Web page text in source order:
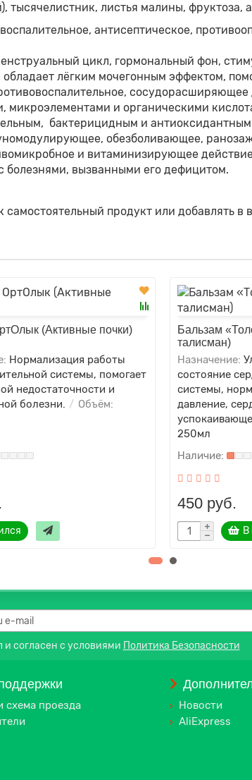
тысячелистник, листья малины,
антисептическое,
цикл, гормональный фон,
лёгким мочегонным эффектом,
и органическими
бактерицидным и
обезболивающее,
и витаминизирующее
болезнями, вызванными его дефицитом.
продукт или добавлять в
(Активные почки)
Нормализация работы
системы, помогает
недостаточности и
болезни.
Объём:
Бальзам
талисман)
Назначение:
состояние
системы,
давление,
250мл
450 руб.
В
и согласен с условиями Политика Безопасности
схема проезда
Новости
AliExpress